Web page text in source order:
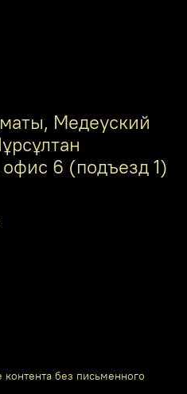
Медеуский
6 (подъезд 1)
без письменного